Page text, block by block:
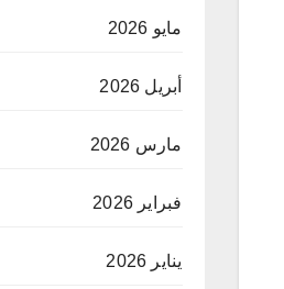
مايو 2026
أبريل 2026
مارس 2026
فبراير 2026
يناير 2026